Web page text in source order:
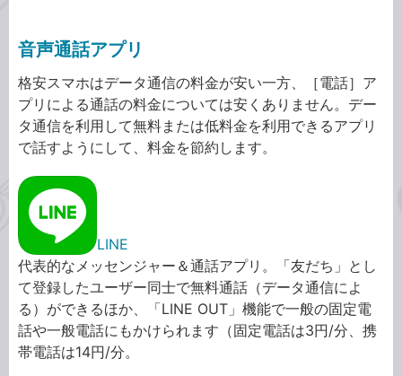
音声通話アプリ
格安スマホはデータ通信の料金が安い一方、［電話］ア
プリによる通話の料金については安くありません。デー
タ通信を利用して無料または低料金を利用できるアプリ
で話すようにして、料金を節約します。
LINE
代表的なメッセンジャー＆通話アプリ。「友だち」とし
て登録したユーザー同士で無料通話（データ通信によ
る）ができるほか、「LINE OUT」機能で一般の固定電
話や一般電話にもかけられます（固定電話は3円/分、携
帯電話は14円/分。